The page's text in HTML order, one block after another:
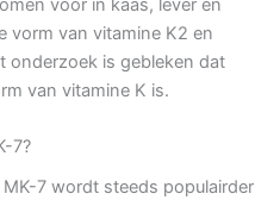
voor in kaas, lever en
vorm van vitamine K2 en
onderzoek is gebleken dat
van vitamine K is.
7?
7 wordt steeds populairder